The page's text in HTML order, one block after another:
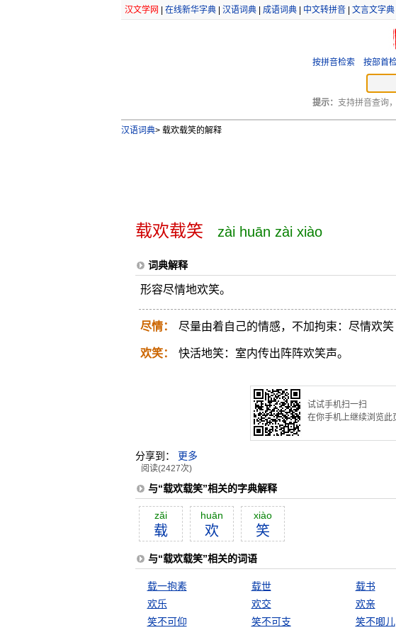
汉文学网 在线新华字典| 汉语词典| 成语词典| 中文转拼音| 文言文字典|
按拼音检索 按部首
提示： 支持拼音查询
汉语词典>载欢载笑的解释
载欢载笑 zài huān zài xiào
词典解释
形容尽情地欢笑。
尽情： 尽量由着自己的情感，不加拘束：尽情欢
欢笑： 快活地笑：室内传出阵阵欢笑声。
试试手机扫一扫
在你手机上继续浏览此
分享到： 更多
阅读(2427次)
与“载欢载笑”相关的字典解释
zăi
载
huān
欢
xiào
笑
与“载欢载笑”相关的词语
载一抱素 载世 载书
欢乐
欢交 欢亲
笑不可仰
笑不可支 笑不唧儿